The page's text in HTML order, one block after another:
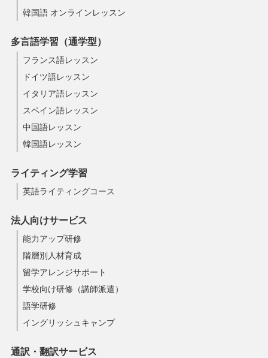
韓国語 オンラインレッスン
多言語学習（通学型）
フランス語レッスン
ドイツ語レッスン
イタリア語レッスン
スペイン語レッスン
中国語レッスン
韓国語レッスン
ライティング学習
英語ライティングコース
法人向けサービス
能力アップ研修
階層別人材育成
留学アレンジサポート
学校向け研修（講師派遣）
語学研修
イングリッシュキャンプ
通訳・翻訳サービス